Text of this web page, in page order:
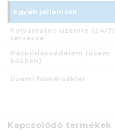
Egyéb jellemzők
Folyamatos üzemre (24/7)
tervezve
Rázkódásvédelem (üzem
közben)
Üzemi hőmérséklet
Kapcsolódó termékek